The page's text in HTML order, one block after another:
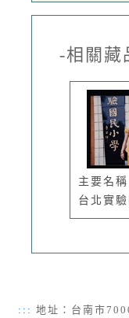
-相關藏
主要名
台北實
::: 地址：台南市